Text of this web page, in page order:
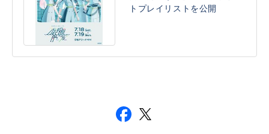
トプレイリストを公開